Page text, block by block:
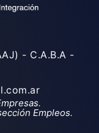
- C.A.B.A -
Empleos.